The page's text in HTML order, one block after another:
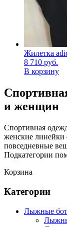
Жилетка
8 710 руб.
В корзину
и женщин
Спортивная
женские
повседневные
Подкатегории
Корзина
Категории
Лыжные